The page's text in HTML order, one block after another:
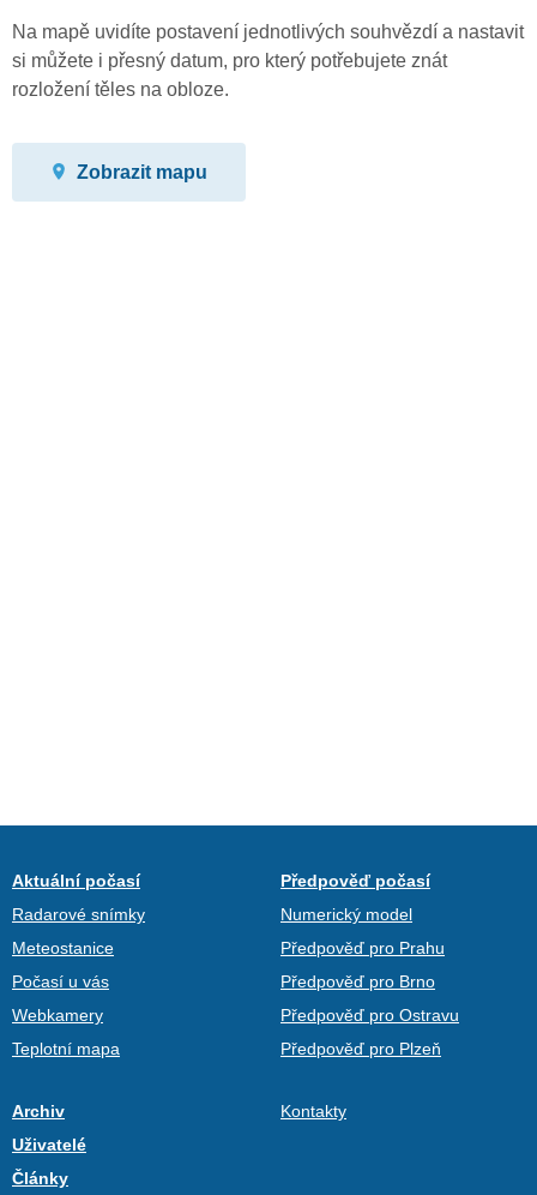
Na mapě uvidíte postavení jednotlivých souhvězdí a nastavit
si můžete i přesný datum, pro který potřebujete znát
rozložení těles na obloze.
Zobrazit mapu
Aktuální počasí
Radarové snímky
Meteostanice
Počasí u vás
Webkamery
Teplotní mapa
Předpověď počasí
Numerický model
Předpověď pro Prahu
Předpověď pro Brno
Předpověď pro Ostravu
Předpověď pro Plzeň
Archiv
Uživatelé
Články
Kontakty